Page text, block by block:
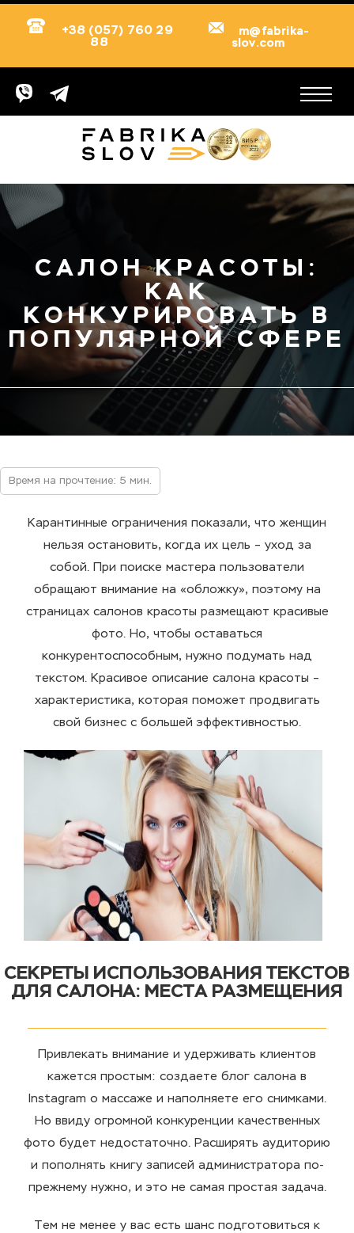
+38 (057) 760 29
88
m@fabrika-
slov.com
САЛОН КРАСОТЫ:
КАК
КОНКУРИРОВАТЬ В
ПОПУЛЯРНОЙ СФЕРЕ
Время на прочтение: 5 мин.
Карантинные ограничения показали, что женщин
нельзя остановить, когда их цель – уход за
собой. При поиске мастера пользователи
обращают внимание на «обложку», поэтому на
страницах салонов красоты размещают красивые
фото. Но, чтобы оставаться
конкурентоспособным, нужно подумать над
текстом. Красивое описание салона красоты –
характеристика, которая поможет продвигать
свой бизнес с большей эффективностью.
СЕКРЕТЫ ИСПОЛЬЗОВАНИЯ ТЕКСТОВ
ДЛЯ САЛОНА: МЕСТА РАЗМЕЩЕНИЯ
Привлекать внимание и удерживать клиентов
кажется простым: создаете блог салона в
Instagram о массаже и наполняете его снимками.
Но ввиду огромной конкуренции качественных
фото будет недостаточно. Расширять аудиторию
и пополнять книгу записей администратора по-
прежнему нужно, и это не самая простая задача.
Тем не менее у вас есть шанс подготовиться к